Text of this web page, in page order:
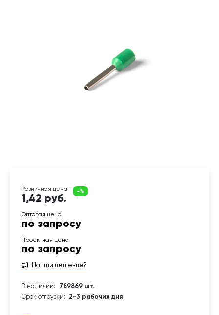
1,42 руб.
по запросу
по запросу
Нашли дешевле?
В наличии:
789869 шт.
Срок отгрузки:
2-3 рабочих дня